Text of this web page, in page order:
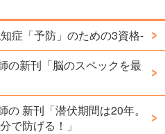
症「予防」のための3資格-
の新刊「脳のスペックを最
新刊「潜伏期間は20年。
で防げる！」